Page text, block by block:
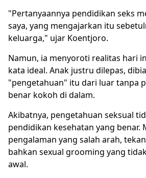
"Pertanyaannya pendidikan seks
saya, yang mengajarkan itu
keluarga," ujar Koentjoro.
Namun, ia menyoroti realitas hari
kata ideal. Anak justru dilepas,
"pengetahuan" itu dari luar tanpa
benar kokoh di dalam.
Akibatnya, pengetahuan seksual
pendidikan kesehatan yang benar.
pengalaman yang salah arah,
bahkan sexual grooming yang
awal.